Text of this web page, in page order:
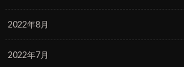
2022年8月
2022年7月